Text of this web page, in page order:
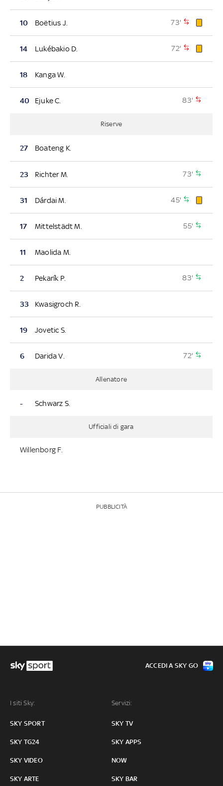
10 Boëtius J. 73'
14 Lukébakio D. 72'
18 Kanga W.
40 Ejuke C. 83'
Riserve
27 Boateng K.
23 Richter M. 73'
31 Dárdai M. 45'
17 Mittelstädt M. 55'
11 Maolida M.
2 Pekarík P. 83'
33 Kwasigroch R.
19 Jovetic S.
6 Darida V. 72'
Allenatore
- Schwarz S.
Ufficiali di gara
Willenborg F.
PUBBLICITÀ
I siti Sky:
SKY SPORT
SKY TG24
SKY VIDEO
SKY ARTE
Servizi:
SKY TV
SKY APPS
NOW
SKY BAR
ACCEDI A SKY GO